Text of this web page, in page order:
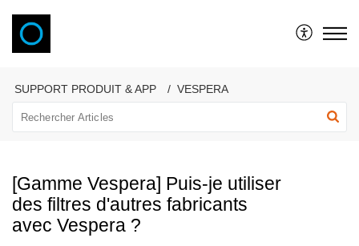
SUPPORT PRODUIT & APP VESPERA
[Gamme Vespera] Puis-je utiliser
des filtres d'autres fabricants
avec Vespera ?